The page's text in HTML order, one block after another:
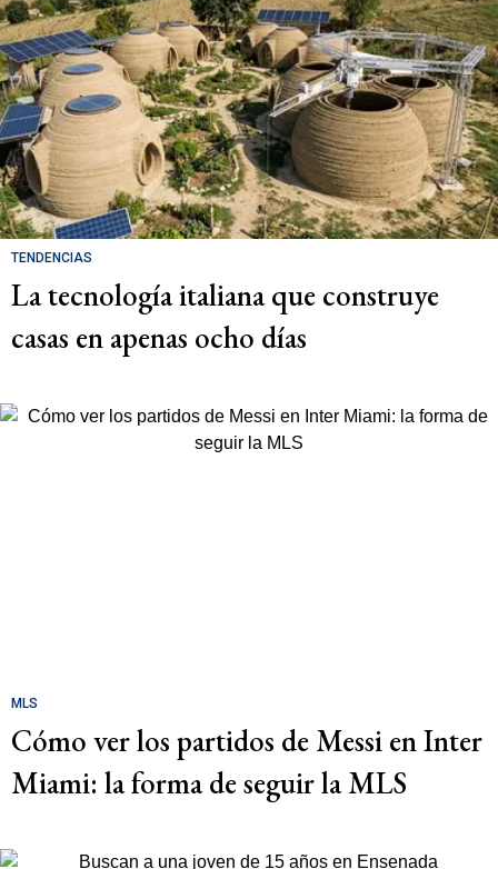
TENDENCIAS
La tecnología italiana que construye
casas en apenas ocho días
MLS
Cómo ver los partidos de Messi en Inter
Miami: la forma de seguir la MLS